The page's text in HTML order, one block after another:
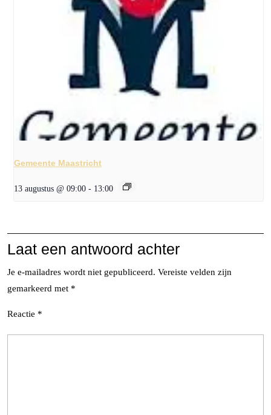
Gemeente Maastricht
13 augustus @ 09:00 - 13:00
Laat een antwoord achter
Je e-mailadres wordt niet gepubliceerd. Vereiste velden zijn
gemarkeerd met *
Reactie *